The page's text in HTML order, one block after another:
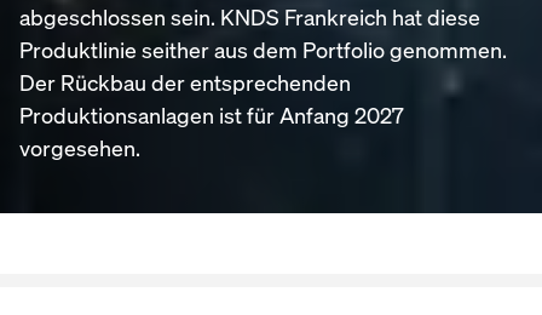
abgeschlossen sein. KNDS Frankreich hat diese
Produktlinie seither aus dem Portfolio genommen.
Der Rückbau der entsprechenden
Produktionsanlagen ist für Anfang 2027
vorgesehen.